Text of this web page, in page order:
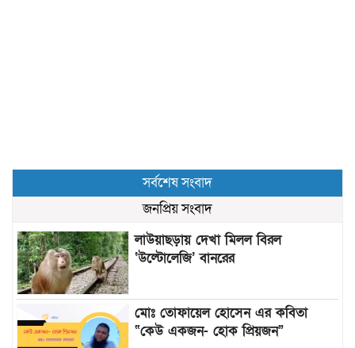
সর্বশেষ সংবাদ
জনপ্রিয় সংবাদ
লাউয়াছড়ায় দেখা মিলল বিরল
‘উল্টোলেজি’ বানরের
মোঃ তোফায়েল হোসেন এর কবিতা
“কেউ একজন- হোক প্রিয়জন”